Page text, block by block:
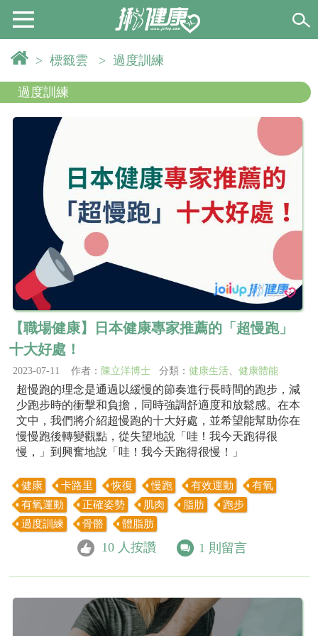
> 標籤雲 > 過度訓練
過度訓練
【職場健康】日本健康專家推薦的「超慢跑」
十大好處！
2023-07-11 作者： 陳立洋博士 分類： 健康生活、 健康體能
超慢跑的理念是通過以緩慢的節奏進行長時間的跑步，減
少跑步時的衝擊和負擔，同時強調舒適度和放鬆感。在本
文中，我們將介紹超慢跑的十大好處，並希望能幫助你在
慢慢跑後轉變觀點，從失望地說「哇！我今天跑得很
慢，」到興奮地說「哇！我今天跑得很慢！」
健康 卡路里 恢復 慢跑 有效運動
有氧
有氧運動
正確姿勢 肌肉 脂肪
跑步
過度訓練
骨骼 體脂肪
10 人按讚 1 則留言